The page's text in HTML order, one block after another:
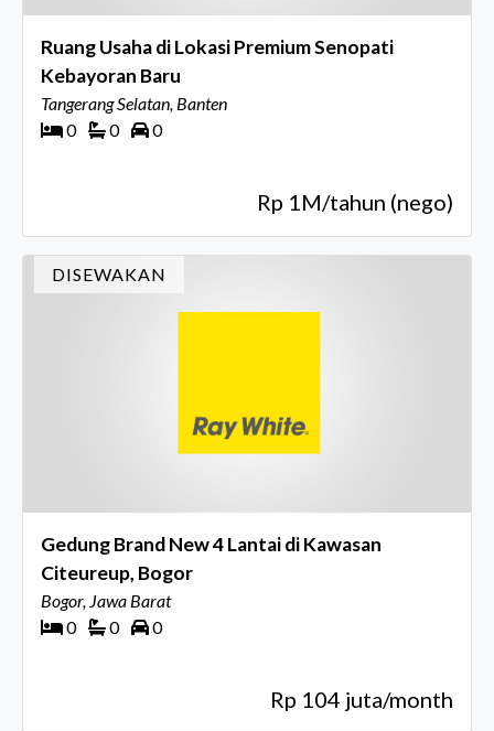
Ruang Usaha di Lokasi Premium Senopati
Kebayoran Baru
Tangerang Selatan, Banten
0
0 0
Rp 1M/tahun (nego)
DISEWAKAN
Gedung Brand New 4 Lantai di Kawasan
Citeureup, Bogor
Bogor, Jawa Barat
0
0 0
Rp 104 juta/month